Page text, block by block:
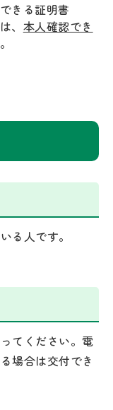
きる証明書
、 本人確認でき
る人です。
てください。電
場合は交付でき